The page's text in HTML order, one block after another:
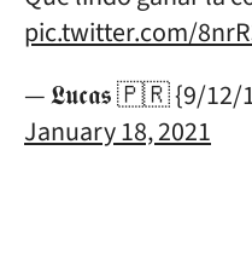
pic.twitter.com/
— 𝕷𝖚𝖈𝖆𝖘 🇵🇷 {9/12/
January 18, 2021